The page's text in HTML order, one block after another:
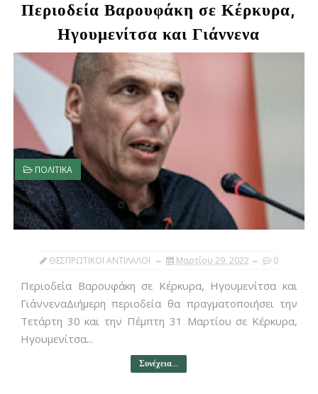
Περιοδεία Βαρουφάκη σε Κέρκυρα,
Ηγουμενίτσα και Γιάννενα
ΠΟΛΙΤΙΚΑ
ΘΕΣΠΡΩΤΙΚΟΙ ΑΝΤΙΛΑΛΟΙ Μαρτίου 29, 2022 0
Περιοδεία Βαρουφάκη σε Κέρκυρα, Ηγουμενίτσα και
ΓιάννεναΔιήμερη περιοδεία θα πραγματοποιήσει την
Τετάρτη 30 και την Πέμπτη 31 Μαρτίου σε Κέρκυρα,
Ηγουμενίτσα...
Συνέχεια...